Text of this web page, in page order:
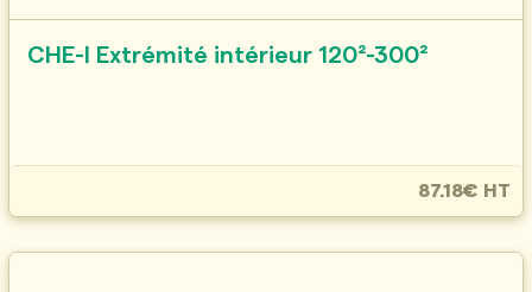
CHE-I Extrémité intérieur 120²-300²
87.18€ HT